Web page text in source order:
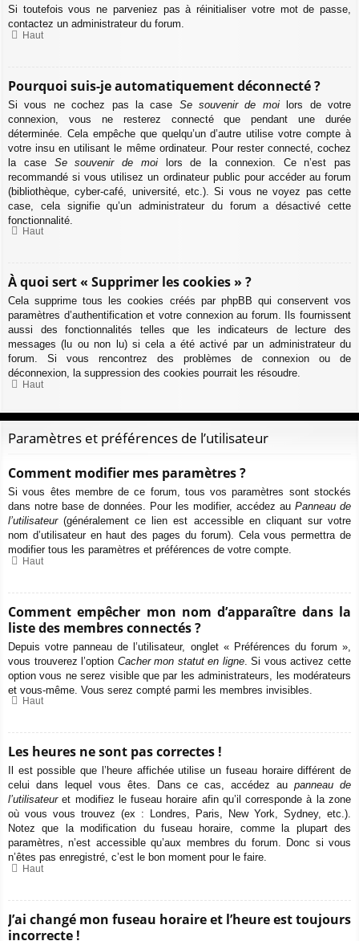
Si toutefois vous ne parveniez pas à réinitialiser votre mot de passe,
contactez un administrateur du forum.
Haut
Pourquoi suis-je automatiquement déconnecté ?
Si vous ne cochez pas la case Se souvenir de moilors de votre
connexion, vous ne resterez connecté que pendant une durée
déterminée. Cela empêche que quelqu’un d’autre utilise votre compte à
votre insu en utilisant le même ordinateur. Pour rester connecté, cochez
la case Se souvenir de moilors de la connexion. Ce n’est pas
recommandé si vous utilisez un ordinateur public pour accéder au forum
(bibliothèque, cyber-café, université, etc.). Si vous ne voyez pas cette
case, cela signifie qu’un administrateur du forum a désactivé cette
fonctionnalité.
Haut
À quoi sert « Supprimer les cookies » ?
Cela supprime tous les cookies créés par phpBB qui conservent vos
paramètres d’authentification et votre connexion au forum. Ils fournissent
aussi des fonctionnalités telles que les indicateurs de lecture des
messages (lu ou non lu) si cela a été activé par un administrateur du
forum. Si vous rencontrez des problèmes de connexion ou de
déconnexion, la suppression des cookies pourrait les résoudre.
Haut
Paramètres et préférences de l’utilisateur
Comment modifier mes paramètres ?
Si vous êtes membre de ce forum, tous vos paramètres sont stockés
dans notre base de données. Pour les modifier, accédez au Panneau de
l’utilisateur(généralement ce lien est accessible en cliquant sur votre
nom d’utilisateur en haut des pages du forum). Cela vous permettra de
modifier tous les paramètres et préférences de votre compte.
Haut
Comment empêcher mon nom d’apparaître dans la
liste des membres connectés ?
Depuis votre panneau de l’utilisateur, onglet « Préférences du forum »,
vous trouverez l’option Cacher mon statut en ligne. Si vous activez cette
option vous ne serez visible que par les administrateurs, les modérateurs
et vous-même. Vous serez compté parmi les membres invisibles.
Haut
Les heures ne sont pas correctes !
Il est possible que l’heure affichée utilise un fuseau horaire différent de
celui dans lequel vous êtes. Dans ce cas, accédez aupanneau de
l’utilisateuret modifiez le fuseau horaire afin qu’il corresponde à la zone
où vous vous trouvez (ex : Londres, Paris, New York, Sydney, etc.).
Notez que la modification du fuseau horaire, comme la plupart des
paramètres, n’est accessible qu’aux membres du forum. Donc si vous
n’êtes pas enregistré, c’est le bon moment pour le faire.
Haut
J’ai changé mon fuseau horaire et l’heure est toujours
incorrecte !